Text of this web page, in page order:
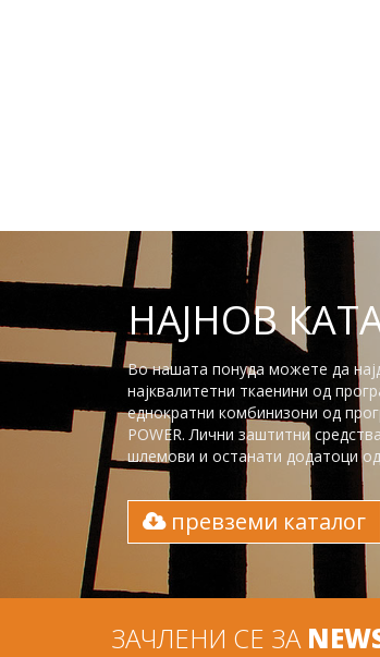
НАЈНОВ
Во нашата понуда можете да
најквалитетни ткаенини од
еднократни комбинизони од
POWER. Лични заштитни
шлемови и останати додатоци
превземи каталог
ЗАЧЛЕНИ СЕ ЗА